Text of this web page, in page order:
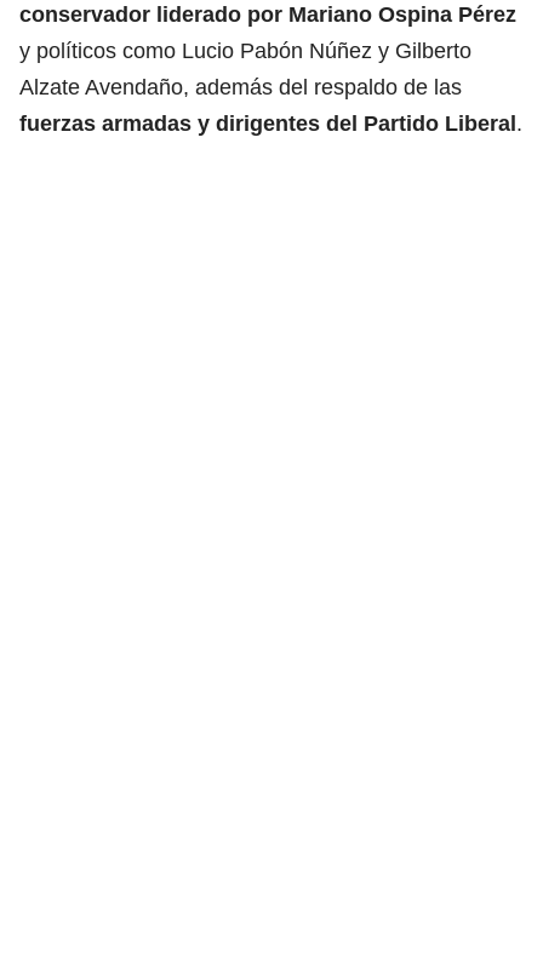
conservador liderado por Mariano Ospina Pérez
y políticos como Lucio Pabón Núñez y Gilberto
Alzate Avendaño, además del respaldo de las
fuerzas armadas y dirigentes del Partido Liberal.